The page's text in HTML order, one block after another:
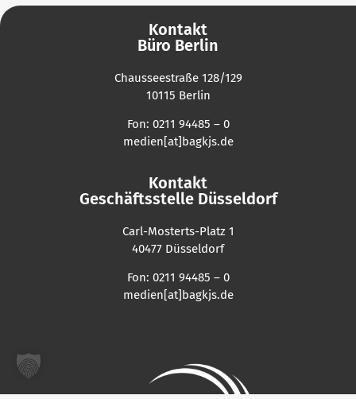
Kontakt
Geschäftsstelle Düsseldorf
Carl-Mosterts-Platz 1
40477 Düsseldorf
Fon: 0211 94485 – 0
medien[at]bagkjs.de
Kontakt
Büro Berlin
Chausseestraße 128/129
10115 Berlin
Fon: 0211 94485 – 0
medien[at]bagkjs.de